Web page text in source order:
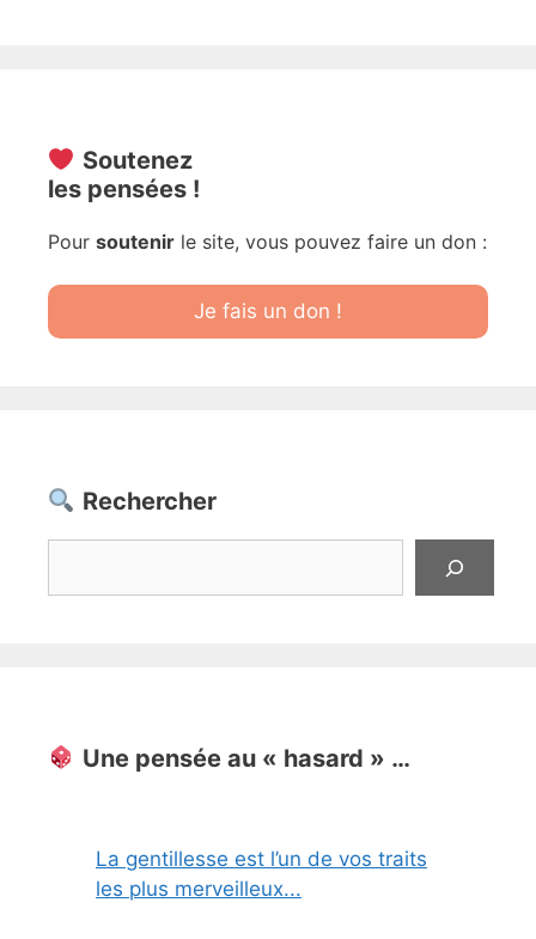
Soutenez
les pensées !
Pour soutenir le site, vous pouvez faire un don :
Je fais un don !
Rechercher
Une pensée au « hasard » …
La gentillesse est l’un de vos traits
les plus merveilleux...